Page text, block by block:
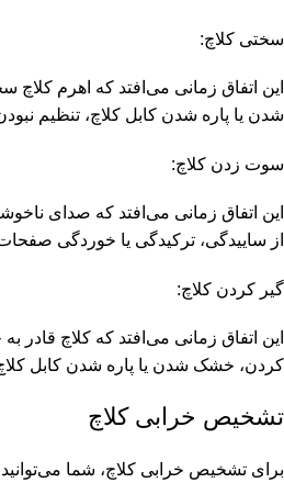
سختی کلاچ:
این اتفاق زمانی می‌افتد که اهرم
شدن یا پاره شدن کابل کلاچ، تنظیم
سوت زدن کلاچ:
این اتفاق زمانی می‌افتد که صدای
از ساییدگی، ترکیدگی یا خوردگی
گیر کردن کلاچ:
این اتفاق زمانی می‌افتد که کلاچ قادر
کردن، خشک شدن یا پاره شدن کابل
تشخیص خرابی کلاچ
برای تشخیص خرابی کلاچ، شما